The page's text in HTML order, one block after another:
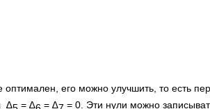
оптимален, его можно улучшить, то есть
∆ = ∆ = ∆ = 0. Эти нули можно